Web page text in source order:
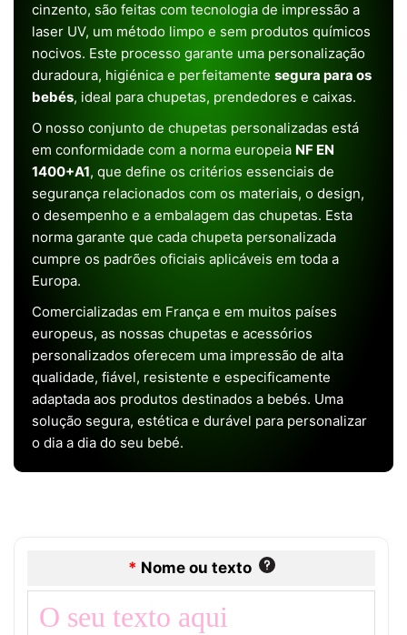
cinzento, são feitas com tecnologia de impressão a
laser UV, um método limpo e sem produtos químicos
nocivos. Este processo garante uma personalização
duradoura, higiénica e perfeitamente segura para os
bebés, ideal para chupetas, prendedores e caixas.
O nosso conjunto de chupetas personalizadas está
em conformidade com a norma europeia NF EN
1400+A1, que define os critérios essenciais de
segurança relacionados com os materiais, o design,
o desempenho e a embalagem das chupetas. Esta
norma garante que cada chupeta personalizada
cumpre os padrões oficiais aplicáveis em toda a
Europa.
Comercializadas em França e em muitos países
europeus, as nossas chupetas e acessórios
personalizados oferecem uma impressão de alta
qualidade, fiável, resistente e especificamente
adaptada aos produtos destinados a bebés. Uma
solução segura, estética e durável para personalizar
o dia a dia do seu bebé.
* Nome ou texto